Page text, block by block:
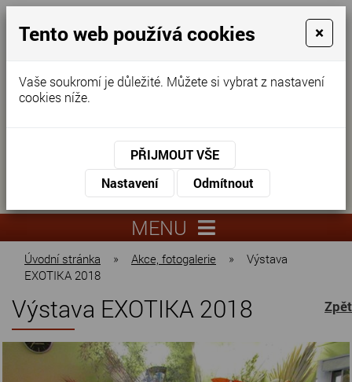
prohlídka
KONTAKTUJTE NÁS
KONTAKTUJTE NÁS
551
lysa.cz
MENU
Úvodní stránka » Akce, fotogalerie »
Výstava
EXOTIKA 2018
Výstava EXOTIKA 2018 Zpět
Tento web používá cookies ×
Vaše soukromí je důležité. Můžete si vybrat z nastavení
cookies níže.
PŘIJMOUT VŠE
Nastavení
Odmítnout